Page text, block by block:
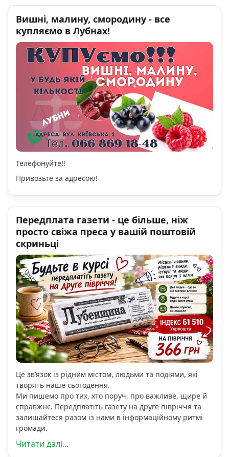
Вишні, малину, смородину - все
купляємо в Лубнах!
Телефонуйте!!
Привозьте за адресою!
Передплата газети - це більше, ніж
просто свіжа преса у вашій поштовій
скриньці
Це зв’язок із рідним містом, людьми та подіями, які
творять наше сьогодення.
Ми пишемо про тих, хто поруч, про важливе, щире й
справжнє. Передплатіть газету на друге півріччя та
залишайтеся разом із нами в інформаційному ритмі
громади.
Читати далі...